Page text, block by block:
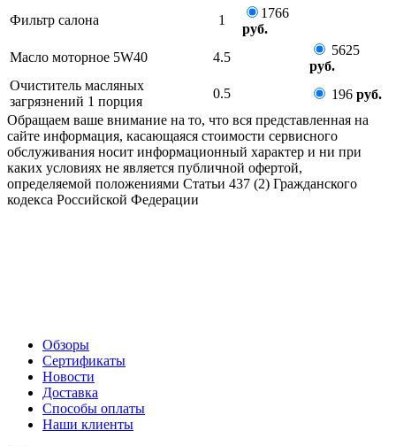
Фильтр салона
1
1766
руб.
Масло моторное 5W40
4.5
5625
руб.
Очиститель масляных
загрязнений 1 порция
0.5 196 руб.
Обращаем ваше внимание на то, что вся представленная на
сайте информация, касающаяся стоимости сервисного
обслуживания носит информационный характер и ни при
каких условиях не является публичной офертой,
определяемой положениями Статьи 437 (2) Гражданского
кодекса Российской Федерации
Обзоры
Сертификаты
Новости
Доставка
Способы оплаты
Наши клиенты